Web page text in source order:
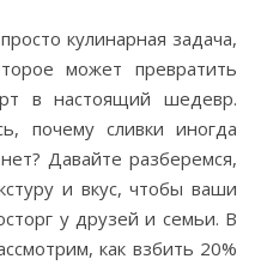
может превратить
в настоящий шедевр.
почему сливки иногда
Давайте разберемся,
и вкус, чтобы ваши
у друзей и семьи. В
как взбить 20%